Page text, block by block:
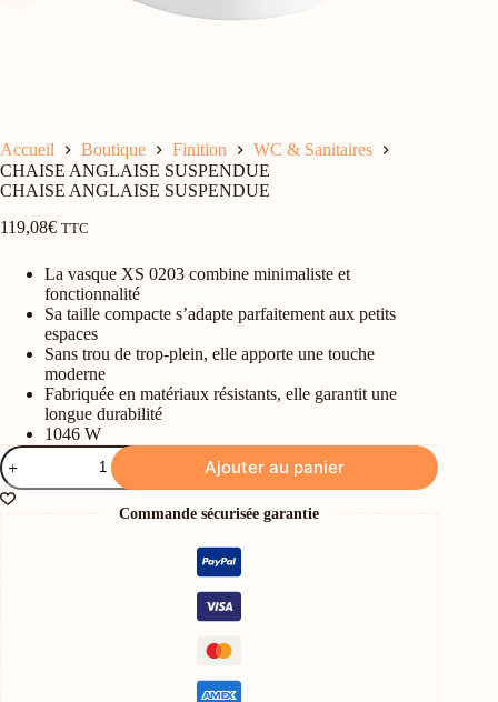
Accueil Boutique Finition
WC & Sanitaires
CHAISE ANGLAISE SUSPENDUE
CHAISE ANGLAISE SUSPENDUE
119,08€ TTC
La vasque XS 0203 combine minimaliste et
fonctionnalité
Sa taille compacte s’adapte parfaitement aux petits
espaces
Sans trou de trop-plein, elle apporte une touche
moderne
Fabriquée en matériaux résistants, elle garantit une
longue durabilité
1046 W
quantité
de
CHAISE
ANGLAISE
SUSPENDUE
Ajouter au panier
Commande sécurisée garantie